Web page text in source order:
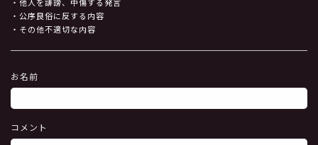
・公序良俗に反する内容
・その他不適切な内容
お名前
コメント